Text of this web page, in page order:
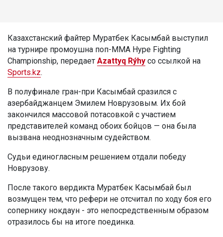
Казахстанский файтер Муратбек Касымбай выступил
на турнире промоушна поп-ММА Hype Fighting
Championship, передает Azattyq Rýhy со ссылкой на
Sports.kz.
В полуфинале гран-при Касымбай сразился с
азербайджанцем Эмилем Новрузовым. Их бой
закончился массовой потасовкой с участием
представителей команд обоих бойцов — она была
вызвана неоднозначным судейством.
Судьи единогласным решением отдали победу
Новрузову.
После такого вердикта Муратбек Касымбай был
возмущен тем, что рефери не отсчитал по ходу боя его
сопернику нокдаун - это непосредственным образом
отразилось бы на итоге поединка.